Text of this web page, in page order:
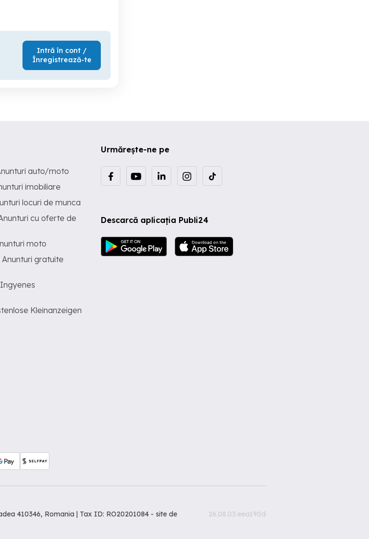
Intră în cont /
Înregistrează-te
Urmărește-ne pe
Descarcă aplicația Publi24
auto/moto
imobiliare
locuri de munca
cu oferte de
moto
Anunturi gratuite
Kleinanzeigen
410346, Romania | Tax ID: RO20201084 - site de
26.08.03.eea190d